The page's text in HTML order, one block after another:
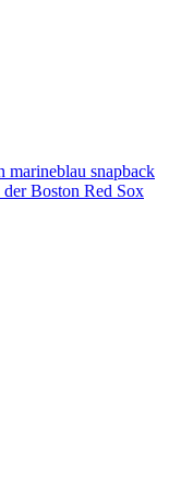
marineblau snapback
Boston Red Sox